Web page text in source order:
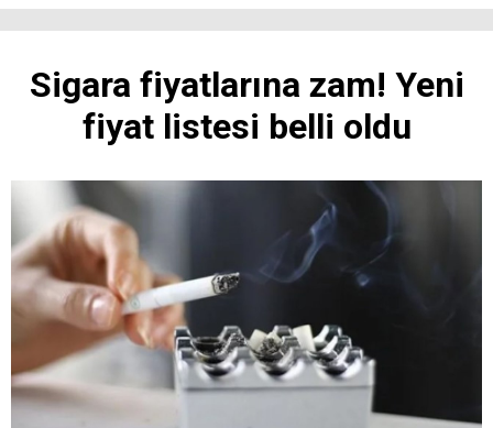
Sigara fiyatlarına zam! Yeni
fiyat listesi belli oldu